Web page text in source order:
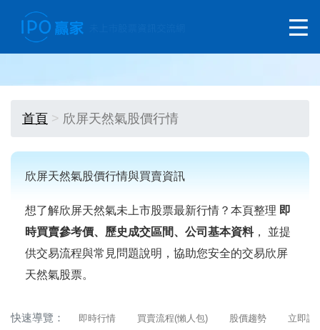
首頁 欣屏天然氣股價行情
欣屏天然氣股價行情與買賣資訊
想了解欣屏天然氣未上市股票最新行情？本頁整理 即
時買賣參考價、歷史成交區間、公司基本資料， 並提
供交易流程與常見問題說明，協助您安全的交易欣屏
天然氣股票。
快速導覽： 即時行情 買賣流程(懶人包) 股價趨勢 立即詢